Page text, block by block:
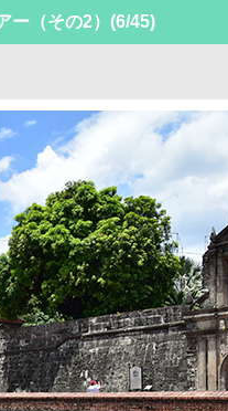
（その2） (6/45)